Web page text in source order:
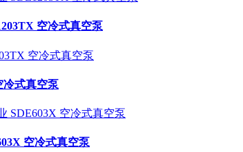
空冷式真空泵
式真空泵
空冷式真空泵